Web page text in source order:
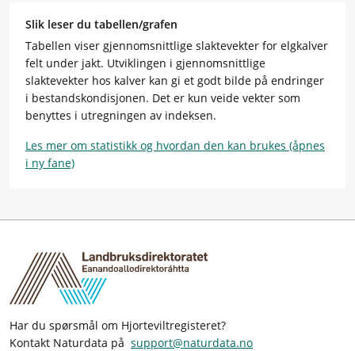
Slik leser du tabellen/grafen
Tabellen viser gjennomsnittlige slaktevekter for elgkalver
felt under jakt. Utviklingen i gjennomsnittlige
slaktevekter hos kalver kan gi et godt bilde på endringer
i bestandskondisjonen. Det er kun veide vekter som
benyttes i utregningen av indeksen.
Les mer om statistikk og hvordan den kan brukes (åpnes
i ny fane)
Har du spørsmål om Hjorteviltregisteret?
Kontakt Naturdata på support@naturdata.no